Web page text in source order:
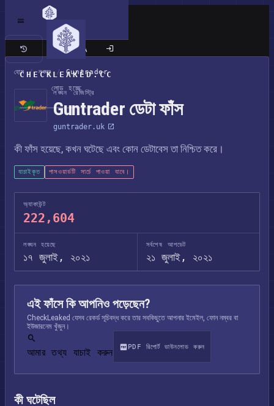
CHECKLEAKED.CC
লোড হচ্ছে
ক্লাসিক সাইট
হোম / লঙ্ঘন / Guntrader
লঙ্ঘন রেজিস্ট্রি
Guntrader ডেটা ফাঁস
guntrader.uk
কী ফাঁস হয়েছে, কখন ঘটেছে এবং কোন ডেটাবেস তা নিশ্চিত করে।
যাচাইকৃত পাসওয়ার্ডটি সার্চে পাওয়া যাবে।
অ্যাকাউন্ট
222,604
লঙ্ঘন হয়েছে
১৭ জুলাই, ২০২১
সর্বশেষ আপডেট
২১ জুলাই, ২০২১
এই ফাঁসে কি আপনিও পড়েছেন?
CheckLeaked যেসব রেকর্ড সূচিবদ্ধ করে তার সবকিছুতে আপনার ইমেইল, ফোন নম্বর বা
ইউজারনেম খুঁজুন।
আমার তথ্য যাচাই করুন PDF রিপোর্ট ডাউনলোড করুন
কী ঘটেছিল